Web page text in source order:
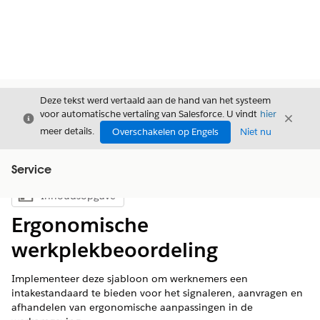
Sluiten
Deze tekst werd vertaald aan de hand van het systeem
voor automatische vertaling van Salesforce. U vindt hier
meer details.
Overschakelen op Engels Niet nu
Sluiten
Service
Inhoudsopgave weergeven
Inhoudsopgave
Ergonomische
werkplekbeoordeling
Implementeer deze sjabloon om werknemers een
intakestandaard te bieden voor het signaleren, aanvragen en
afhandelen van ergonomische aanpassingen in de